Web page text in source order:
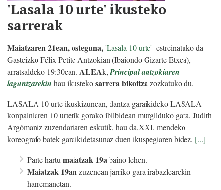
'Lasala 10 urte' ikusteko
sarrerak
Maiatzaren 21ean, osteguna,'Lasala 10 urte' estreinatuko da
Gasteizko Félix Petite Antzokian (Ibaiondo Gizarte Etxea),
arratsaldeko 19:30ean. ALEAk, Principal antzokiaren
laguntzarekin hau ikustekosarrera bikoitzazozkatuko du.
LASALA 10 urte ikuskizunean, dantza garaikideko LASALA
konpainiaren 10 urtetik gorako ibilbidean murgilduko gara, Judith
Argómaniz zuzendariaren eskutik, hau da,XXI. mendeko
koreografo batek garaikidetasunaz duen ikuspegiaren bidez. [...]
Parte hartu maiatzak 19abaino lehen.
Maiatzak 19anzuzenean jarriko gara irabazlearekin
harremanetan.